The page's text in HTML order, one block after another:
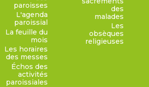
paroisses
L'agenda
paroissial
La feuille du
mois
Les horaires
des messes
Échos des
activités
paroissiales
des
malades
Les
obsèques
religieuses